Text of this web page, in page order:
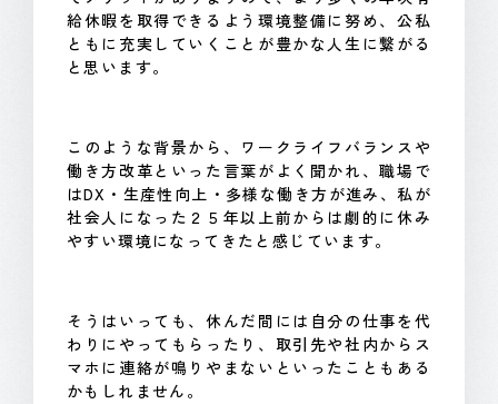
給休暇を取得できるよう環境整備に努め、公私
ともに充実していくことが豊かな人生に繋がる
と思います。
このような背景から、ワークライフバランスや
働き方改革といった言葉がよく聞かれ、職場で
はDX・生産性向上・多様な働き方が進み、私が
社会人になった２５年以上前からは劇的に休み
やすい環境になってきたと感じています。
そうはいっても、休んだ間には自分の仕事を代
わりにやってもらったり、取引先や社内からス
マホに連絡が鳴りやまないといったこともある
かもしれません。